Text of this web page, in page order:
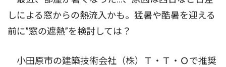
しによる窓からの熱流入かも。猛暑や酷暑を迎える
前に”窓の遮熱”を検討しては？
小田原市の建築技術会社（株）Ｔ・Ｔ・Ｏで推奨